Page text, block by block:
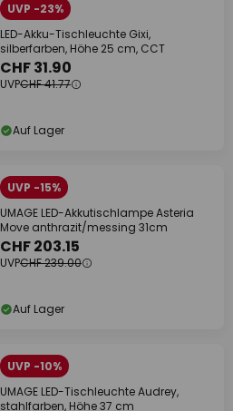
UVP -23%
LED-Akku-Tischleuchte Gixi,
silberfarben, Höhe 25 cm, CCT
CHF 31.90
UVPCHF 41.77
Auf Lager
UVP -15%
UMAGE LED-Akkutischlampe Asteria
Move anthrazit/messing 31cm
CHF 203.15
UVPCHF 239.00
Auf Lager
UVP -10%
UMAGE LED-Tischleuchte Audrey,
stahlfarben, Höhe 37 cm